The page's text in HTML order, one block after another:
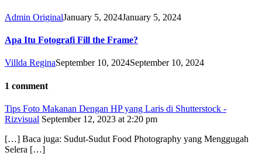
Admin OriginalJanuary 5, 2024January 5, 2024
Apa Itu Fotografi Fill the Frame?
Villda ReginaSeptember 10, 2024September 10, 2024
1 comment
Tips Foto Makanan Dengan HP yang Laris di Shutterstock -
Rizvisual September 12, 2023 at 2:20 pm
[…] Baca juga: Sudut-Sudut Food Photography yang Menggugah
Selera […]